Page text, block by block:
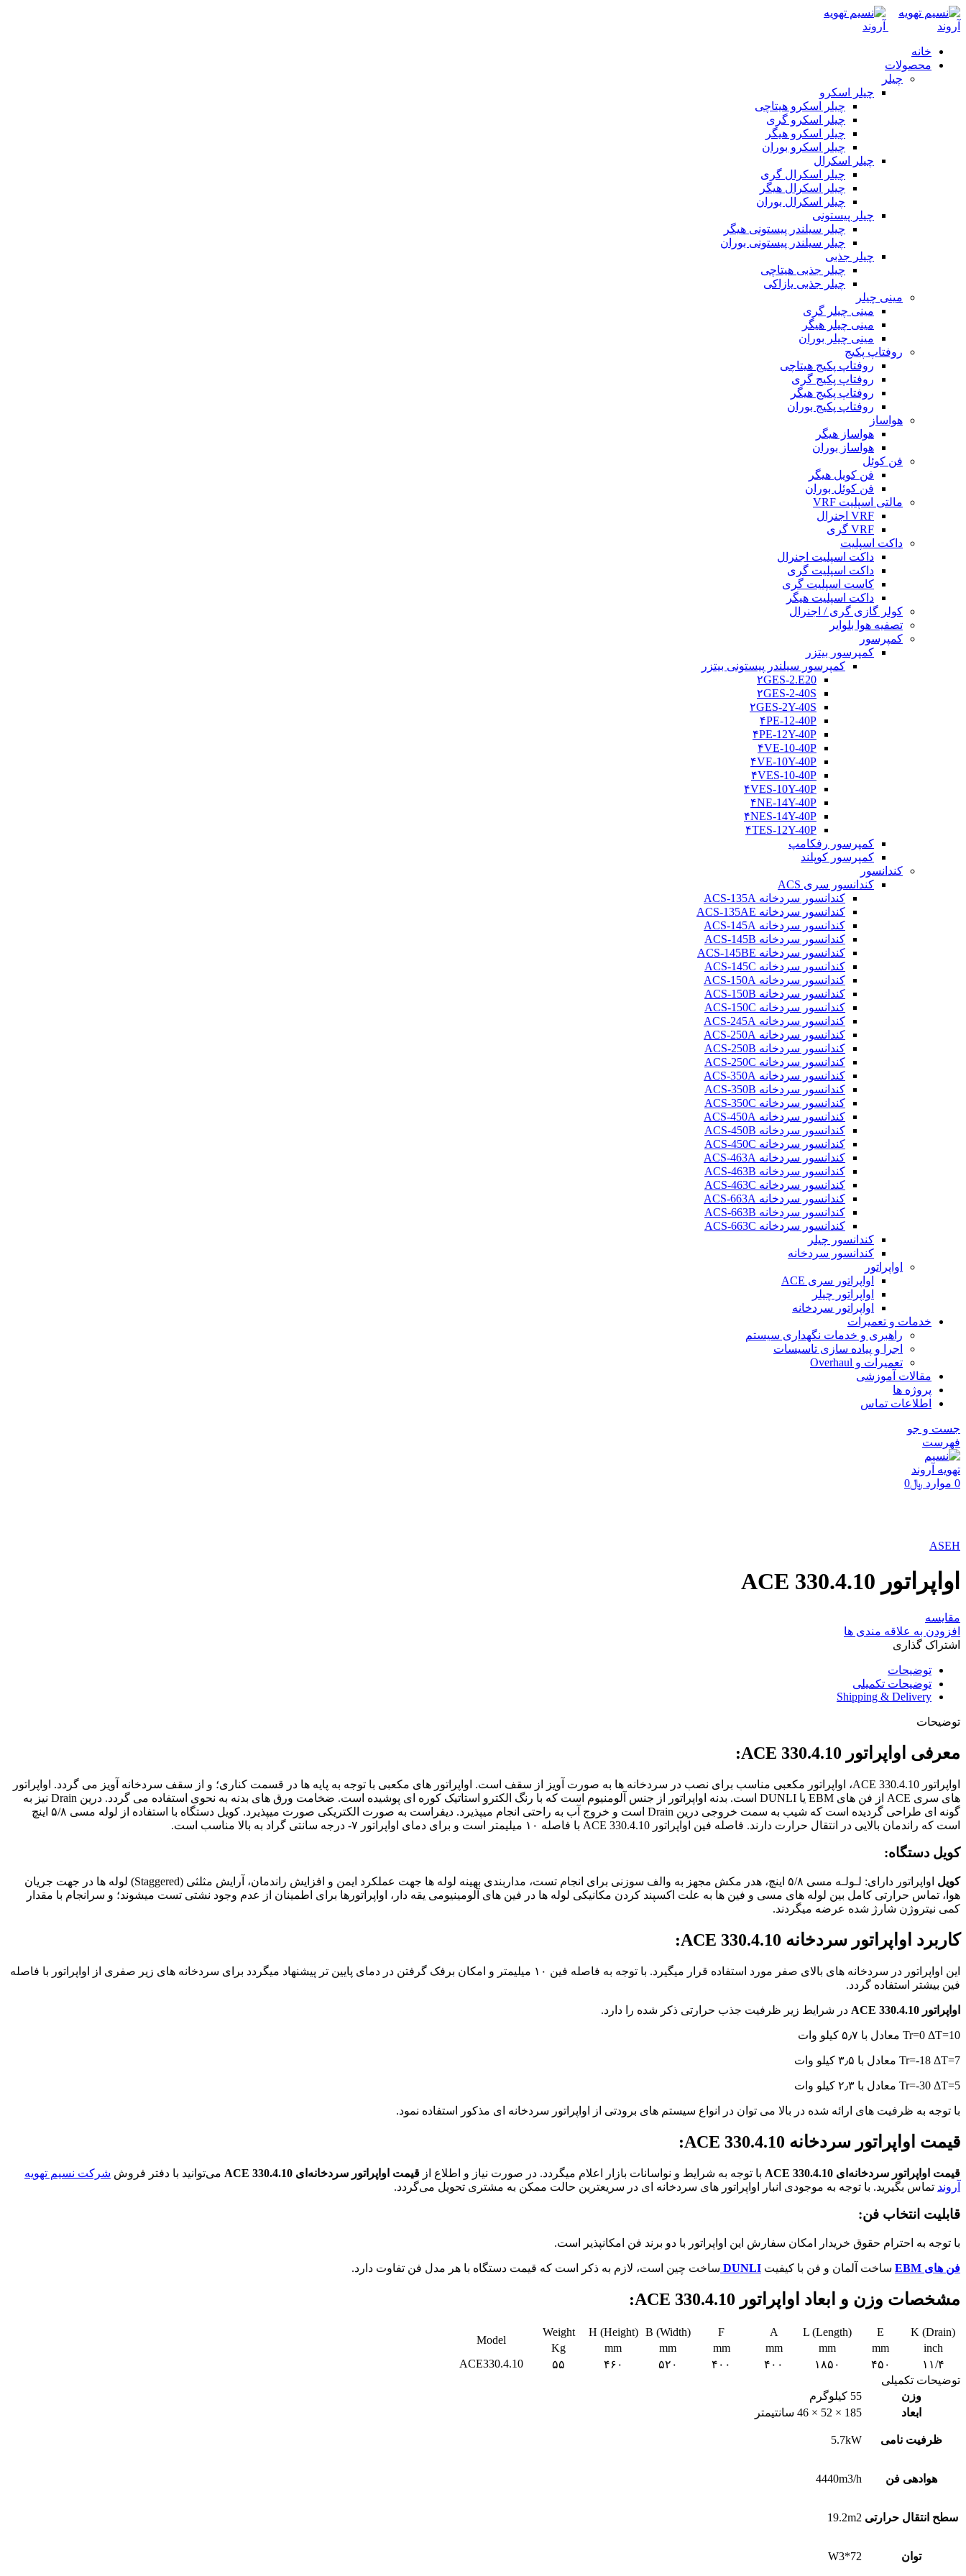
خانه
محصولات
چیلر
چیلر اسکرو
چیلر اسکرو هیتاچی
چیلر اسکرو گری
چیلر اسکرو هیگر
چیلر اسکرو بوران
چیلر اسکرال
چیلر اسکرال گری
چیلر اسکرال هیگر
چیلر اسکرال بوران
چیلر پیستونی
چیلر سیلندر پیستونی هیگر
چیلر سیلندر پیستونی بوران
چیلر جذبی
چیلر جذبی هیتاچی
چیلر جذبی یازاکی
مینی چیلر
مینی چیلر گری
مینی چیلر هیگر
مینی چیلر بوران
روفتاپ پکیج
روفتاپ پکیج هیتاچی
روفتاپ پکیج گری
روفتاپ پکیج هیگر
روفتاپ پکیج بوران
هواساز
هواساز هیگر
هواساز بوران
فن کوئل
فن کویل هیگر
فن کوئل بوران
مالتی اسپلیت VRF
VRF اجنرال
VRF گری
داکت اسپلیت
داکت اسپلیت اجنرال
داکت اسپلیت گری
کاست اسپلیت گری
داکت اسپلیت هیگر
کولر گازی گری / اجنرال
تصفیه هوا بلوایر
کمپرسور
کمپرسور بیتزر
کمپرسور سیلندر پیستونی بیتزر
۲GES-2.E20
۲GES-2-40S
۲GES-2Y-40S
۴PE-12-40P
۴PE-12Y-40P
۴VE-10-40P
۴VE-10Y-40P
۴VES-10-40P
۴VES-10Y-40P
۴NE-14Y-40P
۴NES-14Y-40P
۴TES-12Y-40P
کمپرسور رفکامپ
کمپرسور کوپلند
کندانسور
کندانسور سری ACS
کندانسور سردخانه ACS-135A
کندانسور سردخانه ACS-135AE
کندانسور سردخانه ACS-145A
کندانسور سردخانه ACS-145B
کندانسور سردخانه ACS-145BE
کندانسور سردخانه ACS-145C
کندانسور سردخانه ACS-150A
کندانسور سردخانه ACS-150B
کندانسور سردخانه ACS-150C
کندانسور سردخانه ACS-245A
کندانسور سردخانه ACS-250A
کندانسور سردخانه ACS-250B
کندانسور سردخانه ACS-250C
کندانسور سردخانه ACS-350A
کندانسور سردخانه ACS-350B
کندانسور سردخانه ACS-350C
کندانسور سردخانه ACS-450A
کندانسور سردخانه ACS-450B
کندانسور سردخانه ACS-450C
کندانسور سردخانه ACS-463A
کندانسور سردخانه ACS-463B
کندانسور سردخانه ACS-463C
کندانسور سردخانه ACS-663A
کندانسور سردخانه ACS-663B
کندانسور سردخانه ACS-663C
کندانسور چیلر
کندانسور سردخانه
اواپراتور
اواپراتور سری ACE
اواپراتور چیلر
اواپراتور سردخانه
خدمات و تعمیرات
راهبری و خدمات نگهداری سیستم
اجرا و پیاده سازی تاسیسات
تعمیرات و Overhaul
مقالات آموزشی
پروژه ها
اطلاعات تماس
جست و جو
فهرست
0 موارد ﷼0
ASEH
اواپراتور ACE 330.4.10
مقایسه
افزودن به علاقه مندی ها
اشتراک گذاری
توضیحات
توضیحات تکمیلی
Shipping & Delivery
توضیحات
معرفی اواپراتور ACE 330.4.10:
اواپراتور ACE 330.4.10، اواپراتور مکعبی مناسب برای نصب در سردخانه ها به صورت آویز از سقف است. اواپراتور های مکعبی با توجه به پایه ها در قسمت کناری؛ و از سقف سردخانه آویز می گردد. اواپراتور
های سری ACE از فن های EBM یا DUNLI است. بدنه اواپراتور از جنس آلومنیوم است که با رنگ الکترو استاتیک کوره ای پوشیده است. ضخامت ورق های بدنه به نحوی استفاده می گردد. درین Drain نیز به
گونه ای طراحی گردیده است که شیب به سمت خروجی درین Drain است و خروج آب به راحتی انجام میپذیرد. دیفراست به صورت الکتریکی صورت میپذیرد. کویل دستگاه با استفاده از لوله مسی ۵/۸ اینچ
است که راندمان بالایی در انتقال حرارت دارند. فاصله فین اواپراتور ACE 330.4.10 با فاصله ۱۰ میلیمتر است و برای دمای اواپراتور ۷- درجه سانتی گراد به بالا مناسب است.
کویل دستگاه:
کویل
اواپراتور دارای: لـولـه مسی ۵/٨ اینچ، هدر مکش مجهز به والف سوزنی برای انجام تست، مداربندی بهینه لوله ها جهت عملکرد ایمن و افزایش راندمان، آرایش مثلثی (Staggered) لوله ها در جهت جریان
هوا، تماس حرارتی کامل بین لوله های مسی و فین ها به علت اکسپند کردن مکانیکی لوله ها در فین های آلومینیومی یقه دار، اواپراتورها برای اطمینان از عدم وجود نشتی تست میشوند؛ و سرانجام با مقدار
کمی نیتروژن شارژ شده عرضه میگردند.
کاربرد اواپراتور سردخانه ACE 330.4.10:
این اواپراتور در سردخانه های بالای صفر مورد استفاده قرار میگیرد. با توجه به فاصله فین ۱۰ میلیمتر و امکان برفک گرفتن در دمای پایین تر پیشنهاد میگردد برای سردخانه های زیر صفری از اواپراتور با فاصله
فین بیشتر استفاده گردد.
اواپراتور ACE 330.4.10 در شرایط زیر ظرفیت جذب حرارتی ذکر شده را دارد.
Tr=0 ΔT=10 معادل با ۵٫۷ کیلو وات
Tr=-18 ΔT=7 معادل با ۳٫۵ کیلو وات
Tr=-30 ΔT=5 معادل با ۲٫۳ کیلو وات
با توجه به ظرفیت های ارائه شده در بالا می توان در انواع سیستم های برودتی از اواپراتور سردخانه ای مذکور استفاده نمود.
قیمت اواپراتور سردخانه ACE 330.4.10:
قیمت اواپراتور سردخانه‌ای ACE 330.4.10 با توجه به شرایط و نواسانات بازار اعلام میگردد. در صورت نیاز و اطلاع از قیمت اواپراتور سردخانه‌ای ACE 330.4.10 می‌توانید با دفتر فروش شرکت نسیم تهویه
آروند تماس بگیرید. با توجه به موجودی انبار اواپراتور های سردخانه ای در سریعترین حالت ممکن به مشتری تحویل می‌گردد.
قابلیت انتخاب فن:
با توجه به احترام حقوق خریدار امکان سفارش این اواپراتور با دو برند فن امکانپذیر است.
فن های EBM ساخت آلمان و فن با کیفیت DUNLI ساخت چین است، لازم به ذکر است که قیمت دستگاه با هر مدل فن تفاوت دارد.
مشخصات وزن و ابعاد اواپراتور ACE 330.4.10
:
K (Drain)
E
L (Length)
A
F
B (Width)
H (Height)
Weight
Model
inch
mm
mm
mm
mm
mm
mm
Kg
۱۱/۴
۴۵۰ ۱۸۵۰ ۴۰۰ ۴۰۰ ۵۲۰ ۴۶۰ ۵۵
ACE330.4.10
توضیحات تکمیلی
وزن
55 کیلوگرم
ابعاد
185 × 52 × 46 سانتیمتر
ظرفیت نامی 5.7kW
هوادهی فن 4440m3/h
سطح انتقال حرارتی 19.2m2
توان W3*72